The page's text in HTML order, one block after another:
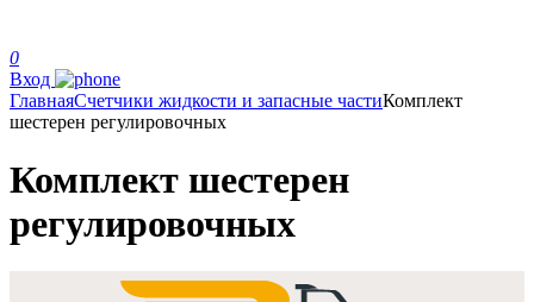
0
Вход
ГлавнаяСчетчики жидкости и запасные частиКомплект
шестерен регулировочных
Комплект шестерен
регулировочных